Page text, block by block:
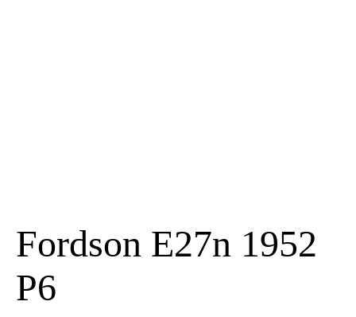
Fordson E27n 1952
P6